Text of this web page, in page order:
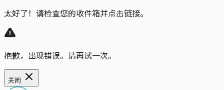
太好了！请检查您的收件箱并点击链接。
抱歉，出现错误。请再试一次。
关闭